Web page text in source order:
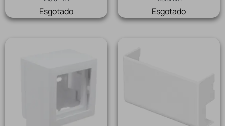
Esgotado Esgotado